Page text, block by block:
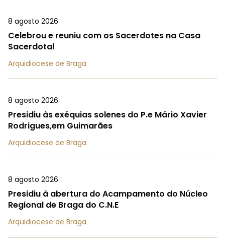
8 agosto 2026
Celebrou e reuniu com os Sacerdotes na Casa
Sacerdotal
Arquidiocese de Braga
8 agosto 2026
Presidiu às exéquias solenes do P.e Mário Xavier
Rodrigues,em Guimarães
Arquidiocese de Braga
8 agosto 2026
Presidiu à abertura do Acampamento do Núcleo
Regional de Braga do C.N.E
Arquidiocese de Braga